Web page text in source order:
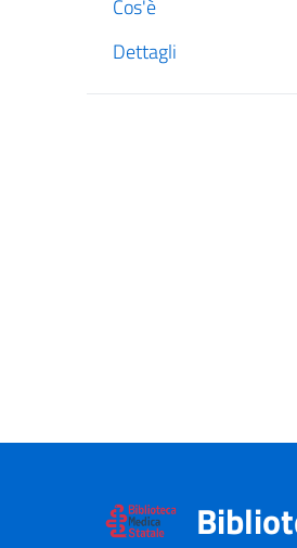
Cos'è
Dettagli